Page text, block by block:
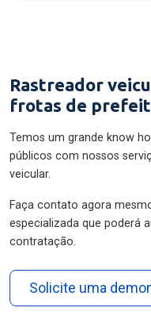
Rastreador
frotas de
Temos um grande know
públicos com nossos
veicular.
Faça contato agora
especializada que poderá
contratação.
Solicite uma